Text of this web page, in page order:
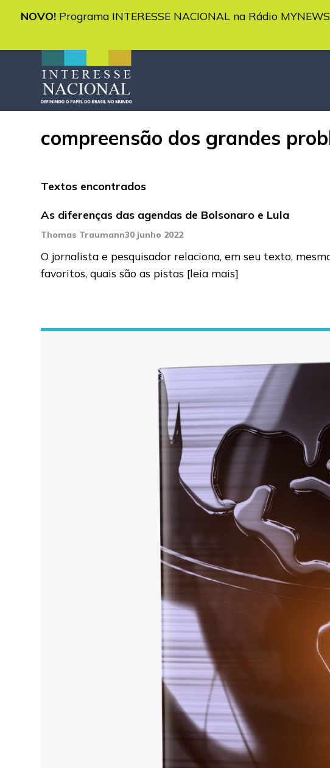
NOVO! Programa INTERESSE NACIONAL na Rádio
compreensão dos grandes
Textos encontrados
As diferenças das agendas de Bolsonaro e Lula
Thomas Traumann30 junho 2022
O jornalista e pesquisador relaciona, em seu texto,
favoritos, quais são as pistas [leia mais]